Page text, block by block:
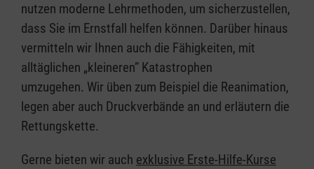
nutzen moderne Lehrmethoden, um sicherzustellen,
dass Sie im Ernstfall helfen können. Darüber hinaus
vermitteln wir Ihnen auch die Fähigkeiten, mit
alltäglichen „kleineren” Katastrophen
umzugehen. Wir üben zum Beispiel die Reanimation,
legen aber auch Druckverbände an und erläutern die
Rettungskette.
Gerne bieten wir auch exklusive Erste-Hilfe-Kurse